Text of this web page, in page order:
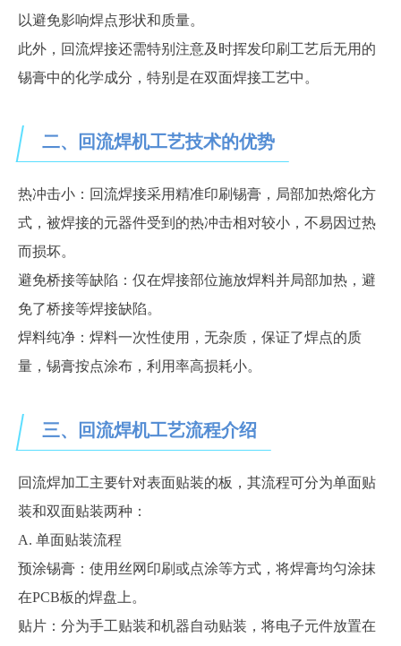
以避免影响焊点形状和质量。
此外，回流焊接还需特别注意及时挥发印刷工艺后无用的
锡膏中的化学成分，特别是在双面焊接工艺中。
二、回流焊机工艺技术的优势
热冲击小：回流焊接采用精准印刷锡膏， 局部加热熔化方
式，被焊接的元器件受到的热冲击相对较小，不易因过热
而损坏。
避免桥接等缺陷：仅在焊接部位施放焊料并局部加热，避
免了桥接等焊接缺陷。
焊料纯净：焊料一次性使用，无杂质，保证了焊点的质
量 ， 锡膏按点涂布，利用率高损耗小。
三、回流焊机工艺流程介绍
回流焊加工主要针对表面贴装的板，其流程可分为单面贴
装和双面贴装两种：
A. 单面贴装流程
预涂锡膏：使用丝网印刷或点涂等方式，将焊膏均匀涂抹
在PCB板的焊盘上。
贴片：分为手工贴装和机器自动贴装，将电子元件放置在